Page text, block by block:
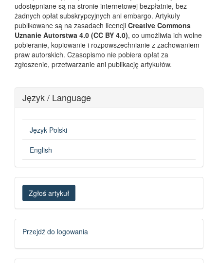
udostępniane są na stronie internetowej bezpłatnie, bez
żadnych opłat subskrypcyjnych ani embargo. Artykuły
publikowane są na zasadach licencji Creative Commons
Uznanie Autorstwa 4.0 (CC BY 4.0), co umożliwia ich wolne
pobieranie, kopiowanie i rozpowszechnianie z zachowaniem
praw autorskich. Czasopismo nie pobiera opłat za
zgłoszenie, przetwarzanie ani publikację artykułów.
Język / Language
Język Polski
English
Zgłoś
artykuł
Zgłoś artykuł
Logowanie
Przejdź do logowania